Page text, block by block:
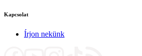
Kapcsolat
Írjon nekünk